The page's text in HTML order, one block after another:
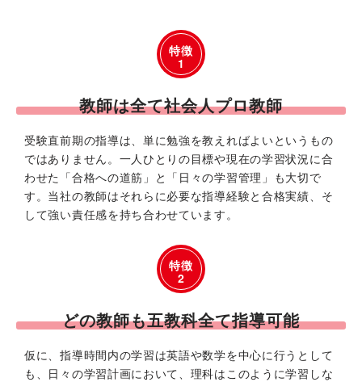
特徴
1
教師は全て社会人プロ教師
受験直前期の指導は、単に勉強を教えればよいというもの
ではありません。一人ひとりの目標や現在の学習状況に合
わせた「合格への道筋」と「日々の学習管理」も大切で
す。当社の教師はそれらに必要な指導経験と合格実績、そ
して強い責任感を持ち合わせています。
特徴
2
どの教師も五教科全て指導可能
仮に、指導時間内の学習は英語や数学を中心に行うとして
も、日々の学習計画において、理科はこのように学習しな